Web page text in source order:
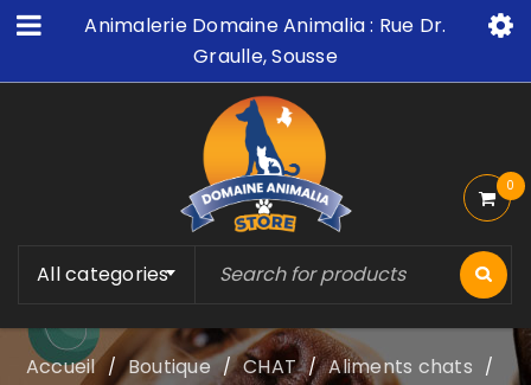
Animalerie Domaine Animalia : Rue Dr.
Graulle, Sousse
All categories
0
Accueil / Boutique / CHAT / Aliments chats /